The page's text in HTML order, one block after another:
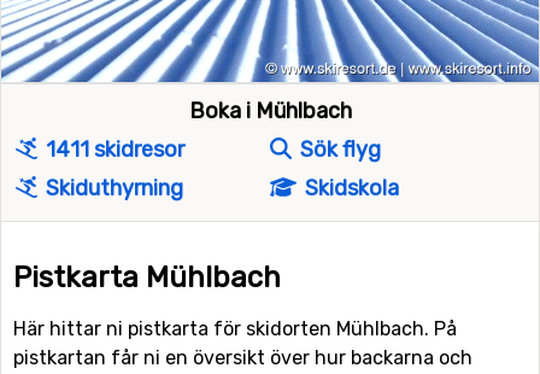
Boka i Mühlbach
1411 skidresor
Sök flyg
Skiduthyrning
Skidskola
Pistkarta Mühlbach
Här hittar ni pistkarta för skidorten Mühlbach. På
pistkartan får ni en översikt över hur backarna och